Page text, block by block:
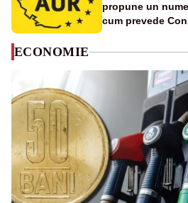
propune un
cum prevede
ECONOMIE